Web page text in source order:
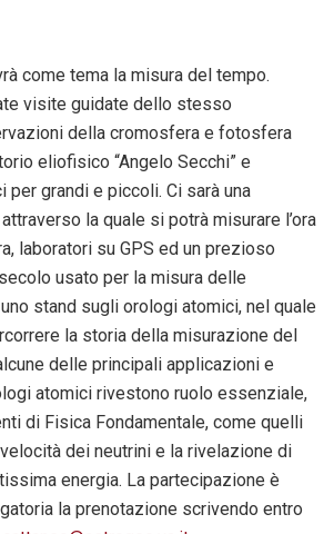
come tema la misura del tempo.
visite guidate dello stesso
della cromosfera e fotosfera
eliofisico “Angelo Secchi” e
grandi e piccoli. Ci sarà una
attraverso la quale si potrà misurare l’ora
laboratori su GPS ed un prezioso
usato per la misura delle
stand sugli orologi atomici, nel quale
la storia della misurazione del
delle principali applicazioni e
atomici rivestono ruolo essenziale,
di Fisica Fondamentale, come quelli
dei neutrini e la rivelazione di
energia. La partecipazione è
la prenotazione scrivendo entro